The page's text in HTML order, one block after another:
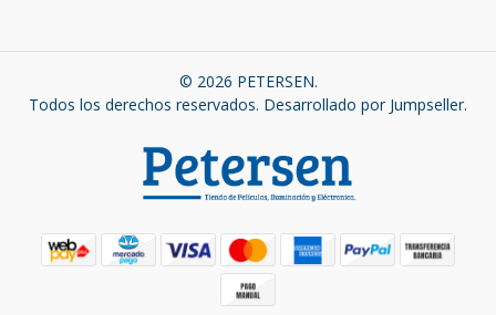
© 2026 PETERSEN.
Todos los derechos reservados. Desarrollado por Jumpseller.